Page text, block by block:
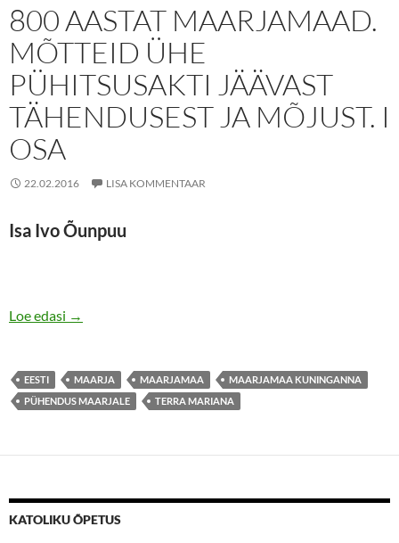
800 AASTAT MAARJAMAAD.
MÕTTEID ÜHE
PÜHITSUSAKTI JÄÄVAST
TÄHENDUSEST JA MÕJUST. I
OSA
22.02.2016 LISA KOMMENTAAR
Isa Ivo Õunpuu
Loe edasi 800 AASTAT MAARJAMAAD. Mõtteid ühe
→
EESTI MAARJA MAARJAMAA
MAARJAMAA KUNINGANNA
PÜHENDUS MAARJALE
TERRA MARIANA
KATOLIKU ÕPETUS